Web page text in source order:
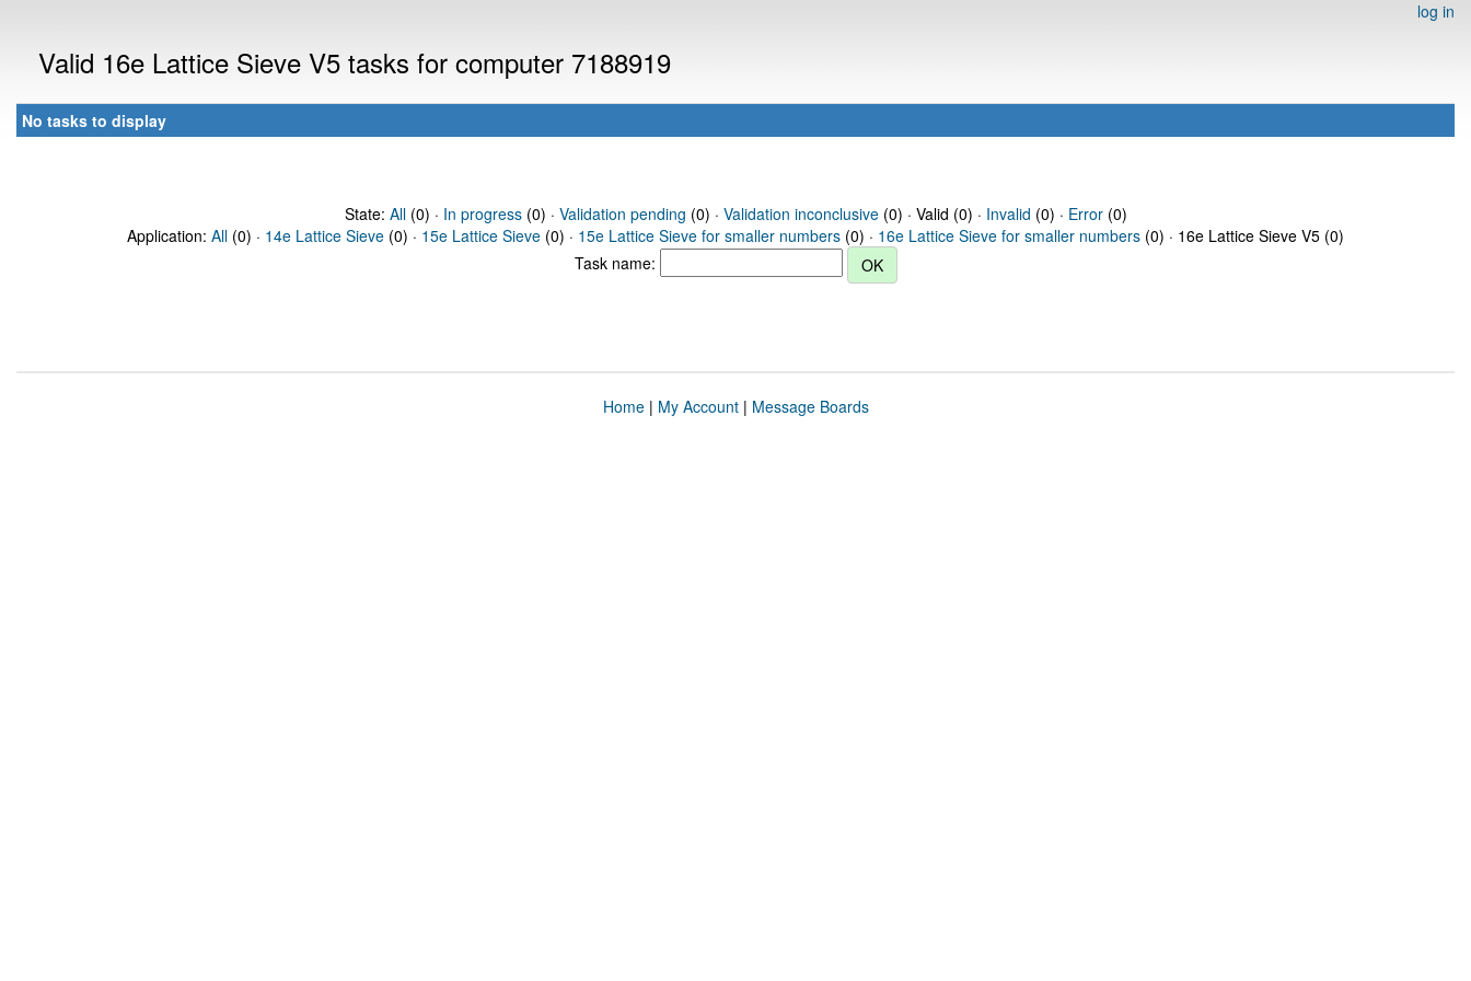
log in
Valid 16e Lattice Sieve V5 tasks for computer 7188919
No tasks to display
State: All(0) · In progress(0) · Validation pending (0) · Validation inconclusive(0) · Valid (0) · Invalid (0) · Error(0)
Application: All (0) · 14e Lattice Sieve (0) · 15e Lattice Sieve (0) · 15e Lattice Sieve for smaller numbers (0) · 16e Lattice Sieve for smaller numbers (0) · 16e Lattice Sieve V5 (0)
Task name:
Home| My Account| Message Boards